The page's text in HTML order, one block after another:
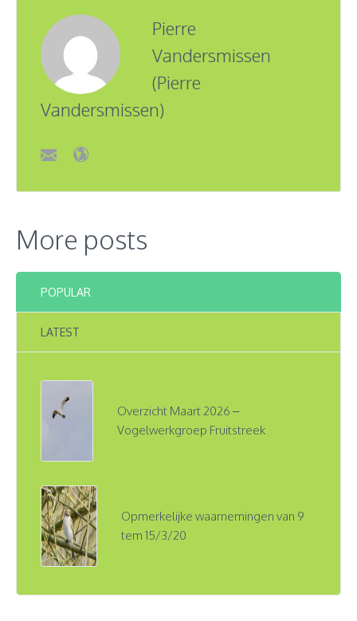
Pierre
Vandersmissen
(Pierre
Vandersmissen)
More posts
POPULAR
LATEST
Overzicht Maart 2026 –
Vogelwerkgroep Fruitstreek
Opmerkelijke waarnemingen van 9
tem 15/3/20